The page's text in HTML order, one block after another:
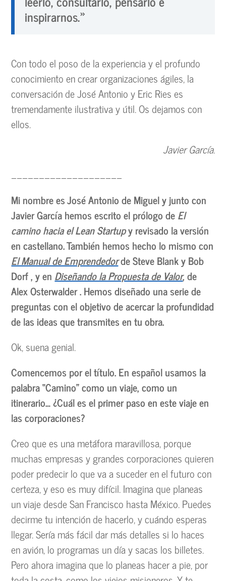
inspirarnos.»
Con todo el poso de la experiencia y el profundo
conocimiento en crear organizaciones ágiles, la
conversación de José Antonio y Eric Ries es
tremendamente ilustrativa y útil. Os dejamos con
ellos.
Javier García.
____________________
Mi nombre es José Antonio de Miguel y junto con
Javier García hemos escrito el prólogo deEl
camino hacia el Lean Startupy revisado la versión
en castellano. También hemos hecho lo mismo con
El Manual de Emprendedorde Steve Blank y Bob
Dorf , y en Diseñando la Propuesta de Valor, de
Alex Osterwalder . Hemos diseñado una serie de
preguntas con el objetivo de acercar la profundidad
de las ideas que transmites en tu obra.
Ok, suena genial.
Comencemos por el título. En español usamos la
palabra “Camino” como un viaje, como un
itinerario… ¿Cuál es el primer paso en este viaje en
las corporaciones?
Creo que es una metáfora maravillosa, porque
muchas empresas y grandes corporaciones quieren
poder predecir lo que va a suceder en el futuro con
certeza, y eso es muy difícil. Imagina que planeas
un viaje desde San Francisco hasta México. Puedes
decirme tu intención de hacerlo, y cuándo esperas
llegar. Sería más fácil dar más detalles si lo haces
en avión, lo programas un día y sacas los billetes.
Pero ahora imagina que lo planeas hacer a pie, por